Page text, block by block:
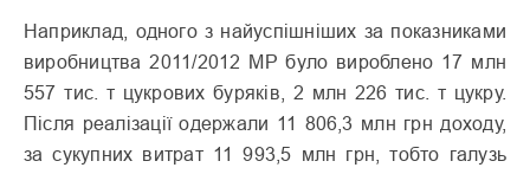
Наприклад, одного з найуспішніших за показниками
виробництва 2011/2012 МР було вироблено 17 млн
557 тис. т цукрових буряків, 2 млн 226 тис. т цукру.
Після реалізації одержали 11 806,3 млн грн доходу,
за сукупних витрат 11 993,5 млн грн, тобто галузь